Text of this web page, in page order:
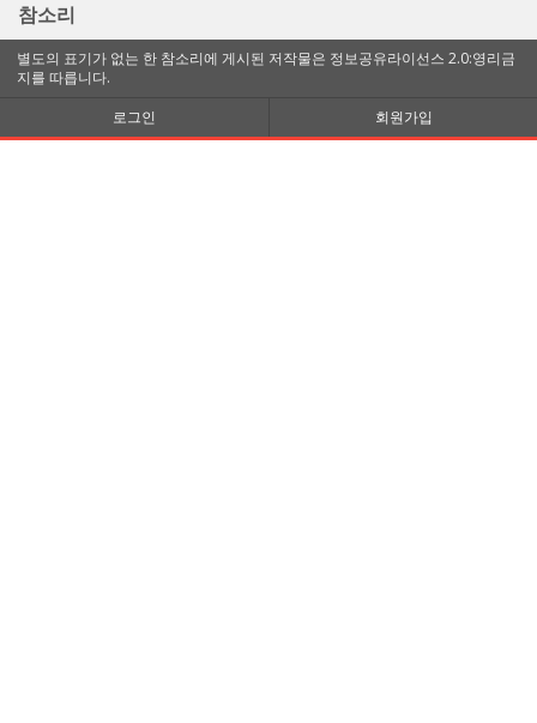
참소리
별도의 표기가 없는 한 참소리에 게시된 저작물은 정보공유라이선스 2.0:영리금
지를 따릅니다.
로그인
회원가입